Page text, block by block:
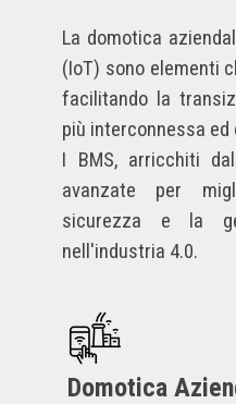
La domotica
(IoT) sono elementi
facilitando la
più interconnessa ed
I BMS, arricchiti
avanzate per
sicurezza e la
nell'industria 4.0.
Domotica